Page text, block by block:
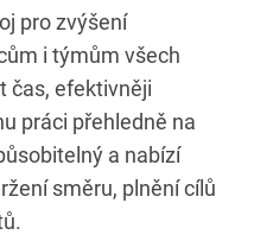
pro zvýšení
i týmům všech
čas, efektivněji
práci přehledně na
a nabízí
směru, plnění cílů